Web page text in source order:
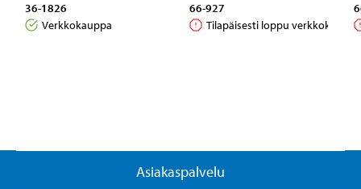
36-1826
Verkkokauppa
66-927
Tilapäisesti loppu
Asiakaspalvelu